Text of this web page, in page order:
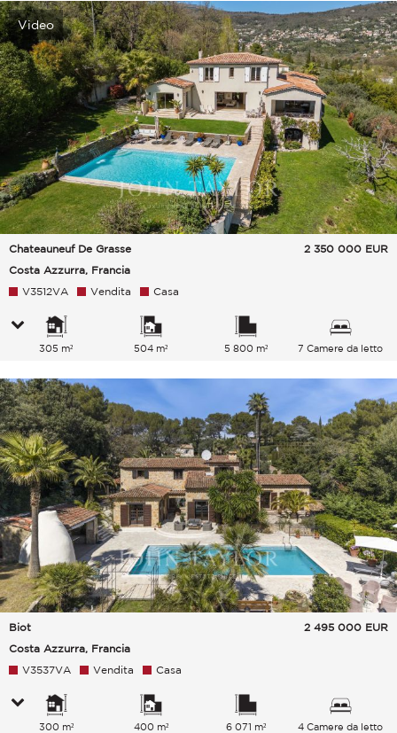
Video
Chateauneuf De Grasse
Costa Azzurra, Francia
2 350 000 EUR
V3512VA Vendita Casa
305 m² 504 m² 5 800 m² 7 Camere da letto
Biot
Costa Azzurra, Francia
2 495 000 EUR
V3537VA Vendita Casa
300 m² 400 m² 6 071 m² 4 Camere da letto